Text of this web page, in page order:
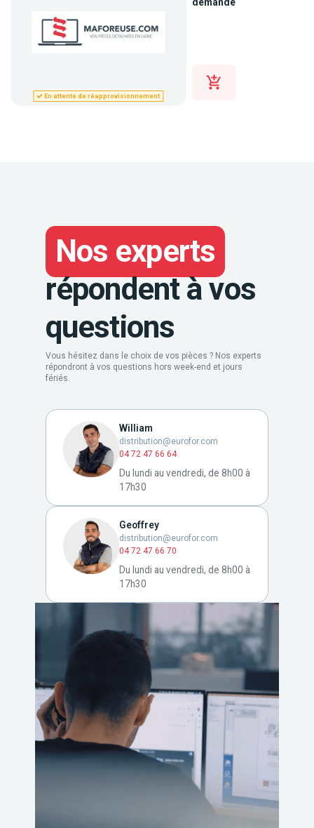
En attente de réapprovisionnement
Nos experts
répondent à vos
questions
Vous hésitez dans le choix de vos pièces ? Nos experts
répondront à vos questions hors week-end et jours
fériés.
William
distribution@eurofor.com
04 72 47 66 64
Du lundi au vendredi, de 8h00 à
17h30
Geoffrey
distribution@eurofor.com
04 72 47 66 70
Du lundi au vendredi, de 8h00 à
17h30